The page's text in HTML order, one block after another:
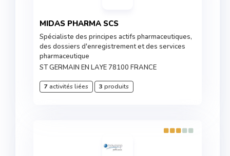
MIDAS PHARMA SCS
Spécialiste des principes actifs pharmaceutiques,
des dossiers d'enregistrement et des services
pharmaceutique
ST GERMAIN EN LAYE 78100 FRANCE
7activités liées 3 produits